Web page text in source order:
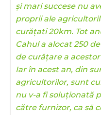
și mari succese nu
proprii ale
curățati 20km. Tot
Cahul a alocat 250
de curățare a
Iar în acest an, din
agricultorilor, sunt
nu v-a fi soluționată
către furnizor, ca să